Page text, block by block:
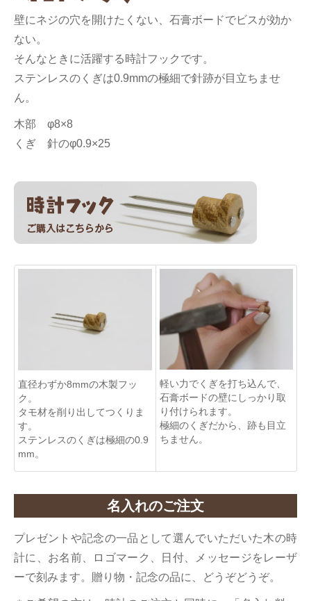
壁にネジの穴を開けたくない、石膏ボードでビスが効か
ない。
そんなときに活躍する時計フックです。
ステンレスのくぎは0.9mmの極細で針跡が目立ちませ
ん。
木部 φ8×8
くぎ 針のφ0.9×25
直径わずか8mmの木製フッ
ク。
タモ材を削り出してつくりま
す。
ステンレスのくぎは極細の0.9
mm。
軽い力でくぎを打ち込んで、
石膏ボードの壁にしっかり取
り付けられます。
極細のくぎだから、跡も目立
ちません。
名入れのご注文
プレゼントや記念の一品として選んでいただいた木の時
計に、お名前、ロゴマーク、日付、メッセージをレーザ
ーで刻みます。贈り物・記念の品に、どうぞどうぞ。